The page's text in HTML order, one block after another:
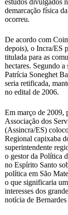
estudos divulgados
demarcação física
ocorreu.
De acordo com
depois), o Incra/ES
titulada para as
hectares. Segundo
Patrícia Soneghet
seria retificada,
no edital de 2006.
Em março de 2009,
Associação dos
(Assincra/ES)
Regional capixaba
superintendente
o gestor da Política
no Espírito Santo
política em São
o que significaria
interesses dos
notícia de